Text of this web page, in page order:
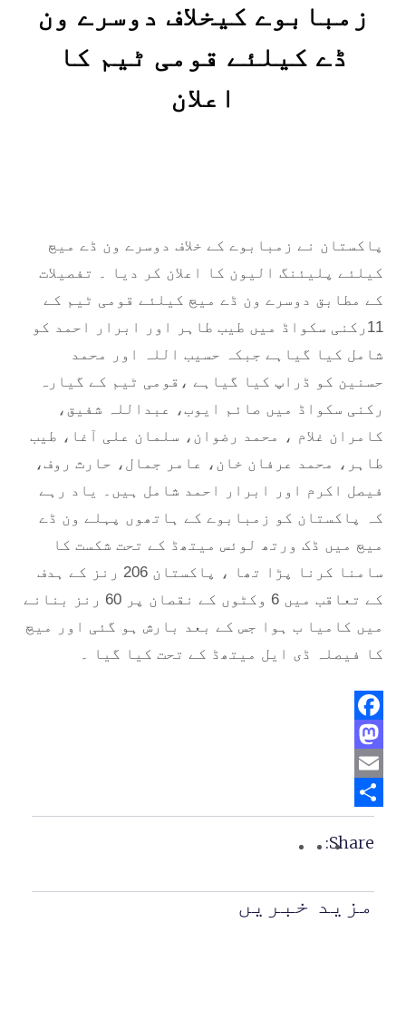
زمبابوے کیخلاف دوسرے ون
ڈے کیلئے قومی ٹیم کا
اعلان
پاکستان نے زمبابوے کے خلاف دوسرے ون ڈے میچ
کیلئے پلیئنگ الیون کا اعلان کر دیا ۔ تفصیلات
کے مطابق دوسرے ون ڈے میچ کیلئے قومی ٹیم کے
11رکنی سکواڈ میں طیب طاہر اور ابرار احمد کو
شامل کیا گیاہے جبکہ حسیب اللہ اور محمد
حسنین کو ڈراپ کیا گیاہے ،قومی ٹیم کے گیارہ
رکنی سکواڈ میں صائم ایوب، عبداللہ شفیق،
کامران غلام ، محمد رضوان، سلمان علی آغا، طیب
طاہر، محمد عرفان خان، عامر جمال، حارث روف،
فیصل اکرم اور ابرار احمد شامل ہیں۔ یاد رہے
کہ پاکستان کو زمبابوے کے ہاتھوں پہلے ون ڈے
میچ میں ڈک ورتھ لوئس میتھڈ کے تحت شکست کا
سامنا کرنا پڑا تھا ، پاکستان 206 رنز کے ہدف
کے تعاقب میں 6 وکٹوں کے نقصان پر 60 رنز بنانے
میں کامیا ب ہوا جس کے بعد بارش ہو گئی اور میچ
کا فیصلہ ڈی ایل میتھڈ کے تحت کیا گیا ۔
Facebook
Mastodon
Email
Share
Share:
مزید خبریں